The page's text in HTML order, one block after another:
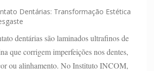
Dentárias: Transformação Estética
dentárias são laminados ultrafinos de
que corrigem imperfeições nos dentes,
ou alinhamento. No Instituto INCOM,